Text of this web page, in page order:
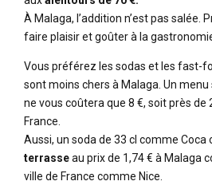
À Malaga, l’addition n’est pas salée.
faire plaisir et goûter à la
Vous préférez les sodas et les fast-
sont moins chers à Malaga. Un menu
ne vous coûtera que 8 €, soit près de
France.
Aussi, un soda de 33 cl comme Coca
terrasseau prix de 1,74 € à Malaga
ville de France comme Nice.